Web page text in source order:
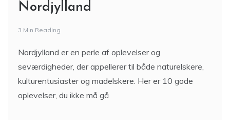
Nordjylland
3 Min Reading
Nordjylland er en perle af oplevelser og
seværdigheder, der appellerer til både naturelskere,
kulturentusiaster og madelskere. Her er 10 gode
oplevelser, du ikke må gå